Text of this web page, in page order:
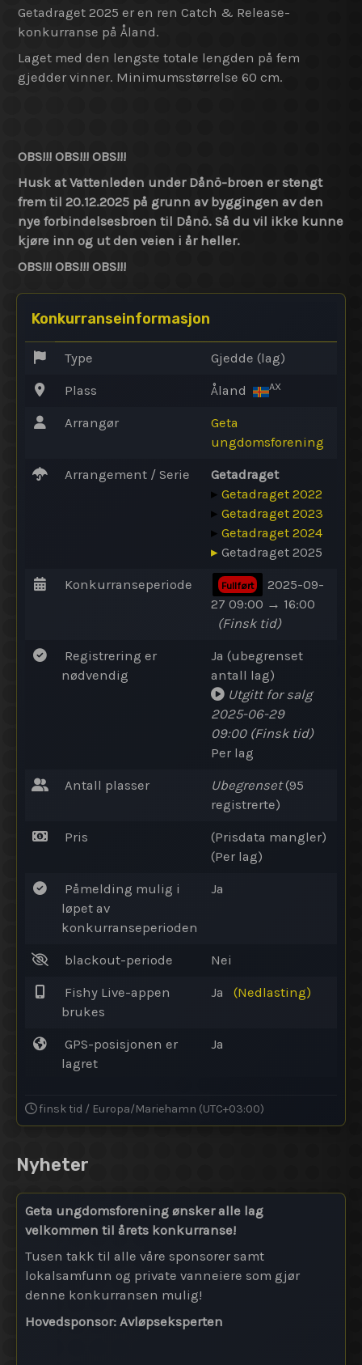
Getadraget 2025 er en ren Catch & Release-
konkurranse på Åland.
Laget med den lengste totale lengden på fem
gjedder vinner. Minimumsstørrelse 60 cm.
OBS!!! OBS!!! OBS!!!
Husk at Vattenleden under Dånö-broen er stengt
frem til 20.12.2025 på grunn av byggingen av den
nye forbindelsesbroen til Dånö. Så du vil ikke kunne
kjøre inn og ut den veien i år heller.
OBS!!! OBS!!! OBS!!!
Konkurranseinformasjon
Type Gjedde (lag)
Plass Åland AX
Arrangør
Geta
ungdomsforening
Arrangement / Serie
Getadraget
▸ Getadraget 2022
▸ Getadraget 2023
▸ Getadraget 2024
▸ Getadraget 2025
Konkurranseperiode Fullført
2025-09-
27 09:00 → 16:00
(Finsk tid)
Registrering er
nødvendig
Ja (ubegrenset
antall lag)
Utgitt for salg
2025-06-29
09:00 (Finsk tid)
Per lag
Antall plasser Ubegrenset(95
registrerte)
Pris
(Prisdata mangler)
(Per lag)
Påmelding mulig i
løpet av
konkurranseperioden
Ja
blackout-periode Nei
Fishy Live-appen
brukes
Ja (Nedlasting)
GPS-posisjonen er
lagret
Ja
finsk tid / Europa/Mariehamn (UTC+03:00)
Nyheter
Geta ungdomsforening ønsker alle lag
velkommen til årets konkurranse!
Tusen takk til alle våre sponsorer samt
lokalsamfunn og private vanneiere som gjør
denne konkurransen mulig!
Hovedsponsor: Avløpseksperten